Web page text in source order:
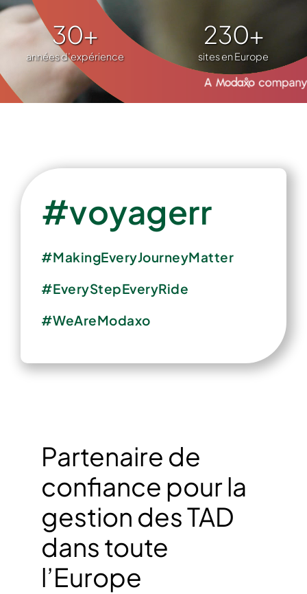
230+
sites en Europe
30+
années d’expérience
#voyagerr
#MakingEveryJourneyMatter
#EveryStepEveryRide
#WeAreModaxo
Partenaire de
confiance pour la
gestion des TAD
dans toute
l’Europe